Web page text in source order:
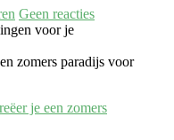
Geen reacties
voor je
zomers paradijs voor